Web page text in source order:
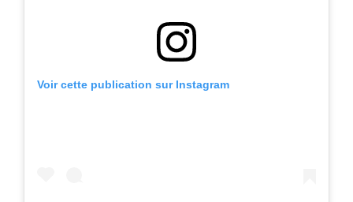
Voir cette publication sur Instagram